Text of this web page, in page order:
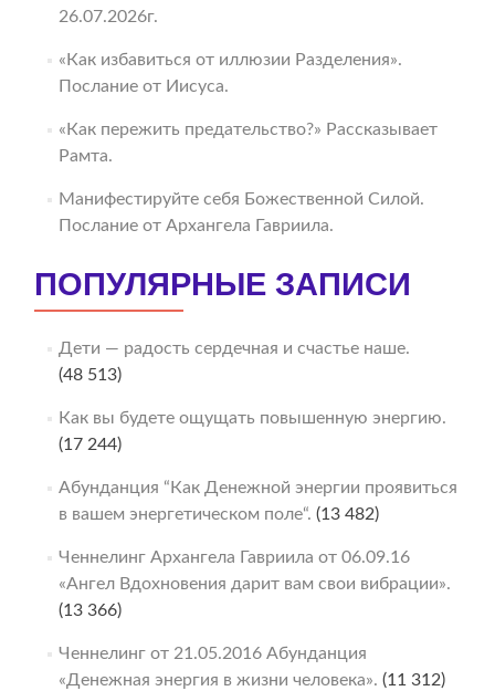
26.07.2026г.
«Как избавиться от иллюзии Разделения».
Послание от Иисуса.
«Как пережить предательство?» Рассказывает
Рамта.
Манифестируйте себя Божественной Силой.
Послание от Архангела Гавриила.
ПОПУЛЯРНЫЕ ЗАПИСИ
Дети — радость сердечная и счастье наше.
(48 513)
Как вы будете ощущать повышенную энергию.
(17 244)
Абунданция “Как Денежной энергии проявиться
в вашем энергетическом поле“. (13 482)
Ченнелинг Архангела Гавриила от 06.09.16
«Ангел Вдохновения дарит вам свои вибрации».
(13 366)
Ченнелинг от 21.05.2016 Абунданция
«Денежная энергия в жизни человека». (11 312)